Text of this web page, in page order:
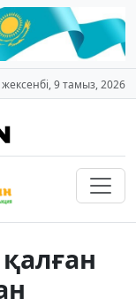
жексенбі, 9 тамыз, 2026